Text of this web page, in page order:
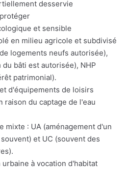
desservie
et sensible
en milieu agricole et subdivisé
logements neufs autorisée),
bâti est autorisée), NHP
patrimonial).
d'équipements de loisirs
raison du captage de l'eau
mixte : UA (aménagement d'un
et UC (souvent des
à vocation d'habitat